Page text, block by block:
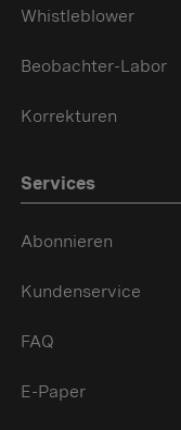
Whistleblower
Beobachter-Labor
Korrekturen
Services
Abonnieren
Kundenservice
FAQ
E-Paper